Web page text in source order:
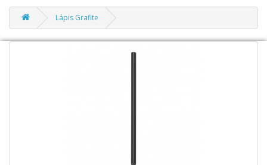
Lápis Grafite